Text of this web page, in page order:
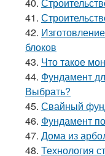
41.
42.
блоков
43. Что такое
44. Фундамент
Выбрать?
45. Свайный
46. Фундамент
47. Дома из
48. Технология